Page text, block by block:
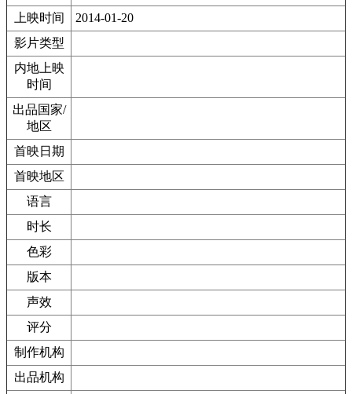
上映时间
2014-01-20
影片类型
内地上映
时间
出品国家/
地区
首映日期
首映地区
语言
时长
色彩
版本
声效
评分
制作机构
出品机构